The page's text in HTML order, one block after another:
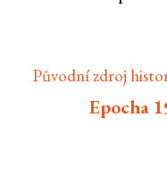
Původní zdroj
Epocha